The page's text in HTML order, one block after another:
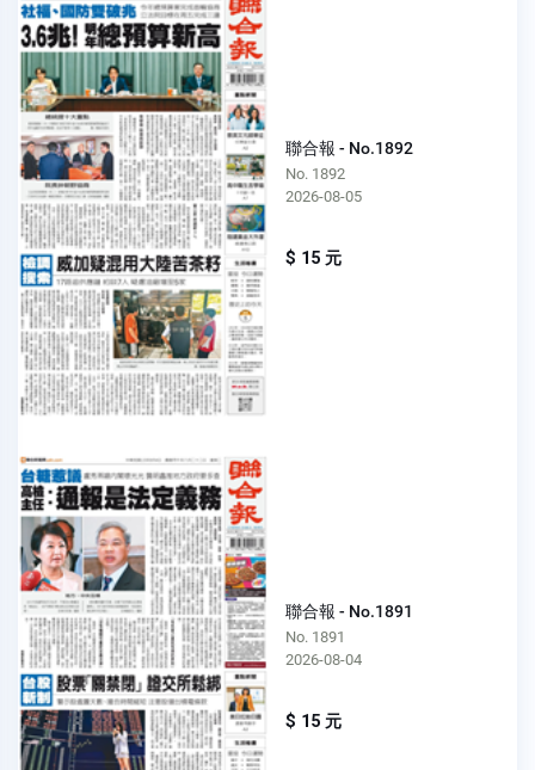
聯合報 - No.1892
No. 1892
2026-08-05
$ 15 元
聯合報 - No.1891
No. 1891
2026-08-04
$ 15 元